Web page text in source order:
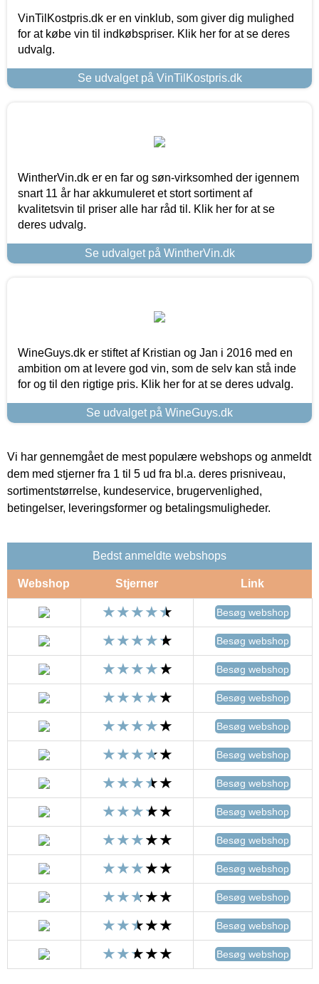
VinTilKostpris.dk er en vinklub, som giver dig mulighed
for at købe vin til indkøbspriser. Klik her for at se deres
udvalg.
Se udvalget på VinTilKostpris.dk
WintherVin.dk er en far og søn-virksomhed der igennem
snart 11 år har akkumuleret et stort sortiment af
kvalitetsvin til priser alle har råd til. Klik her for at se
deres udvalg.
Se udvalget på WintherVin.dk
WineGuys.dk er stiftet af Kristian og Jan i 2016 med en
ambition om at levere god vin, som de selv kan stå inde
for og til den rigtige pris. Klik her for at se deres udvalg.
Se udvalget på WineGuys.dk
Vi har gennemgået de mest populære webshops og anmeldt
dem med stjerner fra 1 til 5 ud fra bl.a. deres prisniveau,
sortimentstørrelse, kundeservice, brugervenlighed,
betingelser, leveringsformer og betalingsmuligheder.
Bedst anmeldte webshops
Webshop Stjerner Link
Besøg webshop
Besøg webshop
Besøg webshop
Besøg webshop
Besøg webshop
Besøg webshop
Besøg webshop
Besøg webshop
Besøg webshop
Besøg webshop
Besøg webshop
Besøg webshop
Besøg webshop